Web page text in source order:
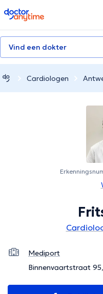
doctoranytime
Vind een dokter
Cardiologen
Mediport
Binnenvaartstraat